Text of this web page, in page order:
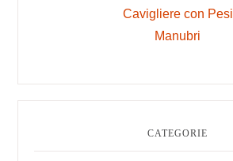
Cavigliere con Pesi
Manubri
CATEGORIE